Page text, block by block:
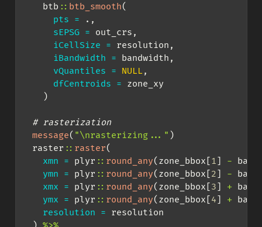
    btb
:: btb_smooth(
pts = .,
sEPSG = out_crs,
iCellSize = resolution,
iBandwidth = bandwidth,
vQuantiles = NULL ,
dfCentroids = zone_xy
    )
# rasterization
message( "\nrasterizing..." )
  raster
:: raster(
xmn = plyr :: round_any(zone_bbox[1] -
ymn = plyr :: round_any(zone_bbox[2] -
xmx = plyr :: round_any(zone_bbox[3] +
ymx = plyr :: round_any(zone_bbox[4] +
resolution = resolution